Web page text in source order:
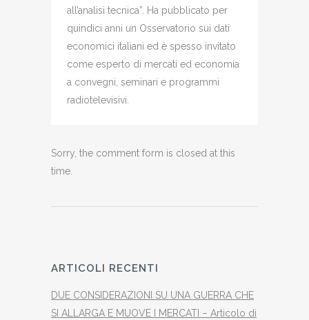
all’analisi tecnica”. Ha pubblicato per
quindici anni un Osservatorio sui dati
economici italiani ed è spesso invitato
come esperto di mercati ed economia
a convegni, seminari e programmi
radiotelevisivi.
Sorry, the comment form is closed at this
time.
ARTICOLI RECENTI
DUE CONSIDERAZIONI SU UNA GUERRA CHE
SI ALLARGA E MUOVE I MERCATI – Articolo di